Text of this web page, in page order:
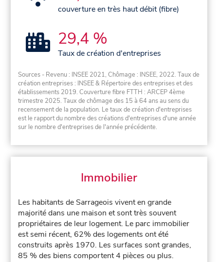
couverture en très haut débit (fibre)
29,4 %
Taux de création d'entreprises
Sources - Revenu : INSEE 2021, Chômage : INSEE, 2022. Taux de
création entreprises : INSEE & Répertoire des entreprises et des
établissements 2019. Couverture fibre FTTH : ARCEP 4ème
trimestre 2025. Taux de chômage des 15 à 64 ans au sens du
recensement de la population. Le taux de création d'entreprises
est le rapport du nombre des créations d'entreprises d'une année
sur le nombre d'entreprises de l'année précédente.
Immobilier
Les habitants de Sarrageois vivent en grande
majorité dans une maison et sont très souvent
propriétaires de leur logement. Le parc immobilier
est semi récent, 62% des logements ont été
construits après 1970. Les surfaces sont grandes,
85 % des biens comportent 4 pièces ou plus.